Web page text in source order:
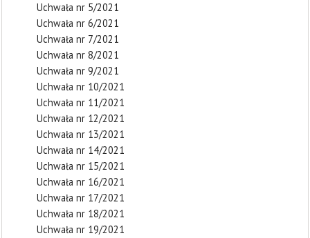
Uchwała nr 5/2021
Uchwała nr 6/2021
Uchwała nr 7/2021
Uchwała nr 8/2021
Uchwała nr 9/2021
Uchwała nr 10/2021
Uchwała nr 11/2021
Uchwała nr 12/2021
Uchwała nr 13/2021
Uchwała nr 14/2021
Uchwała nr 15/2021
Uchwała nr 16/2021
Uchwała nr 17/2021
Uchwała nr 18/2021
Uchwała nr 19/2021